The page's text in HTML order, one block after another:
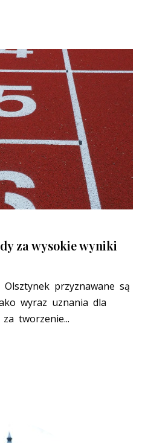
za wysokie wyniki
przyznawane są
wyraz uznania dla
tworzenie...